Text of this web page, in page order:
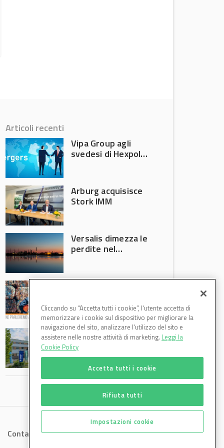
Articoli recenti
Vipa Group agli
svedesi di Hexpol
Arburg acquisisce
Stork IMM
Versalis dimezza le
perdite nel
chiedono
intervento del
Governo
Basf Italia cresce
nel primo semestre
2026: fatturato a
1,07 miliardi (+7,1%)
Contatti Privacy Cookies
Cliccando su “Accetta tutti i cookie”, l'utente accetta di
memorizzare i cookie sul dispositivo per migliorare la
navigazione del sito, analizzare l'utilizzo del sito e
assistere nelle nostre attività di marketing. Leggi la
Cookie Policy
Accetta tutti i cookie
Rifiuta tutti
Impostazioni cookie